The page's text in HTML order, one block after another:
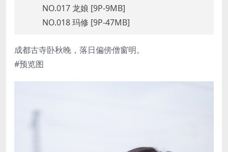
NO.017 龙娘 [9P-9MB]
NO.018 玛修 [9P-47MB]
成都古寺卧秋晚，落日偏傍僧窗明。
#预览图